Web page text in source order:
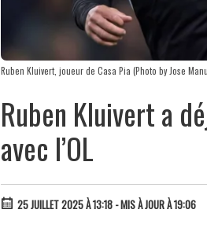
Ruben Kluivert, joueur de Casa Pia (Photo by Jose
Ruben Kluivert a
avec l’OL
25 JUILLET 2025 À 13:18 - MIS À JOUR À 19:06